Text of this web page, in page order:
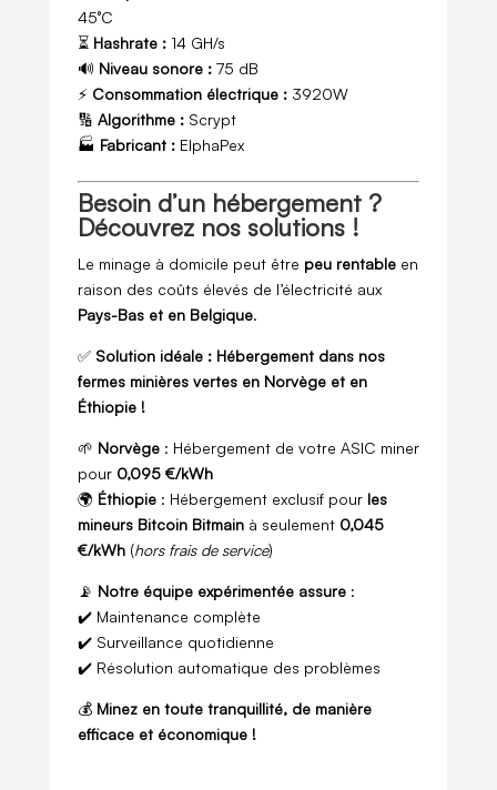
45°C
⏳ Hashrate :14 GH/s
🔊 Niveau sonore :75 dB
⚡ Consommation électrique :3920W
🔢 Algorithme :Scrypt
🏭 Fabricant :ElphaPex
Besoin d’un hébergement ?
Découvrez nos solutions !
Le minage à domicile peut être peu rentableen
raison des coûts élevés de l’électricité aux
Pays-Bas et en Belgique.
✅ Solution idéale : Hébergement dans nos
fermes minières vertes en Norvège et en
Éthiopie !
🌱 Norvège: Hébergement de votre ASIC miner
pour 0,095 €/kWh
🌍 Éthiopie: Hébergement exclusif pour les
mineurs Bitcoin Bitmainà seulement 0,045
€/kWh(hors frais de service)
📡 Notre équipe expérimentée assure:
✔️ Maintenance complète
✔️ Surveillance quotidienne
✔️ Résolution automatique des problèmes
💰 Minez en toute tranquillité, de manière
efficace et économique !